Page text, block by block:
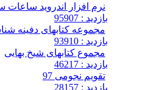
نرم افزار اندروید
بازدید : 95907
مجموعه کتابهای دفینه
بازدید : 93910
مجموع کتابهای شیخ بهایی
بازدید : 46217
تقویم نجومی 97
بازدید : 28157